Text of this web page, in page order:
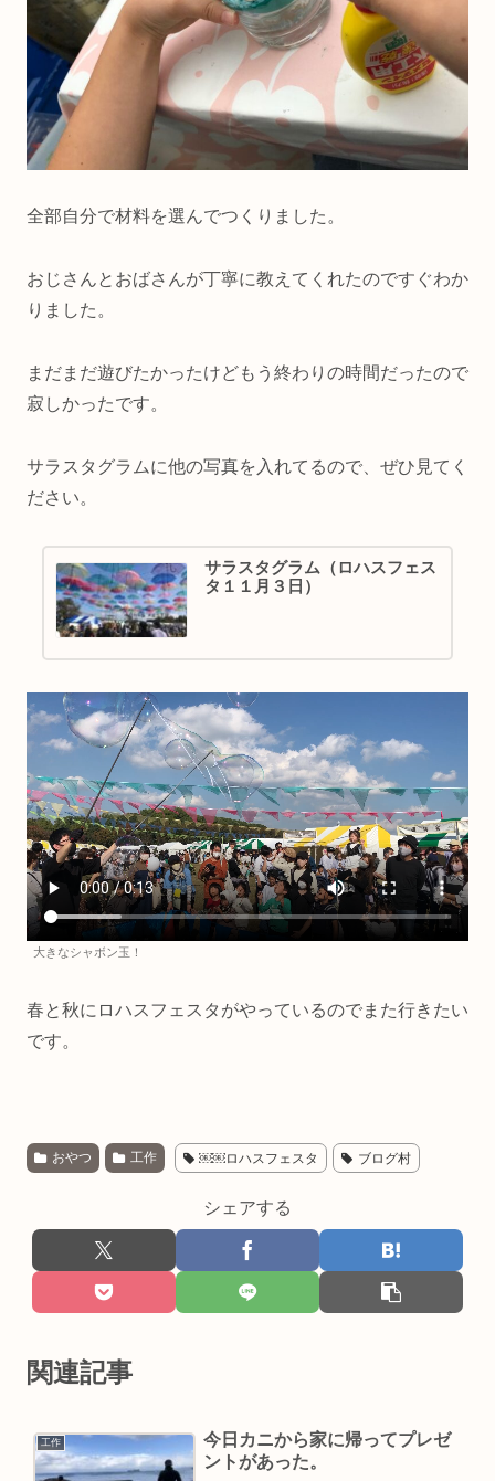
全部自分で材料を選んでつくりました。
おじさんとおばさんが丁寧に教えてくれたのですぐわか
りました。
まだまだ遊びたかったけどもう終わりの時間だったので
寂しかったです。
サラスタグラムに他の写真を入れてるので、ぜひ見てく
ださい。
サラスタグラム（ロハスフェス
タ１１月３日）
大きなシャボン玉！
春と秋にロハスフェスタがやっているのでまた行きたい
です。
おやつ 工作 ￼￼ロハスフェスタ ブログ村
シェアする
関連記事
工作
今日カニから家に帰ってプレゼ
ントがあった。